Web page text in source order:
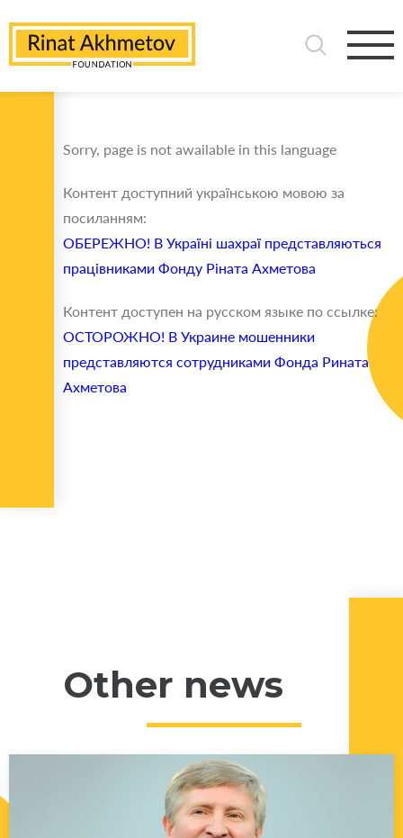
Sorry, page is not awailable in this language
Контент доступний українською мовою за
посиланням:
ОБЕРЕЖНО! В Україні шахраї представляються
працівниками Фонду Ріната Ахметова
Контент доступен на русском языке по ссылке:
ОСТОРОЖНО! В Украине мошенники
представляются сотрудниками Фонда Рината
Ахметова
Other news